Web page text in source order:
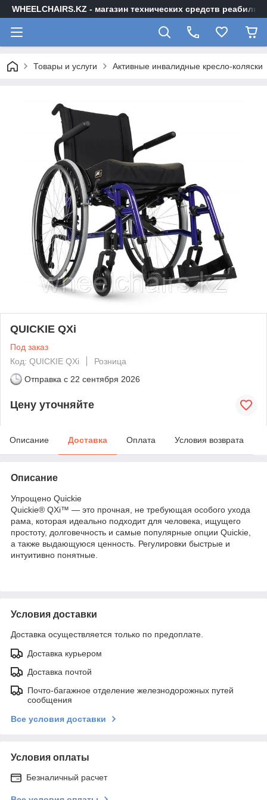
WHEELCHAIRS.KZ - магазин технических средств
Товары и услуги Активные инвалидные кресло-коляски
QUICKIE QXi
Под заказ
Код: QUICKIE QXi
Розница
Отправка с 22 сентября 2026
Цену уточняйте
Описание Доставка Оплата Условия возврата
Описание
Упрощено Quickie
Quickie® QXi™ — это прочная, не требующая особого ухода
рама, которая идеально подходит для человека, ищущего
простоту, долговечность и самые популярные опции Quickie,
а также выдающуюся ценность. Регулировки быстрые и
интуитивно понятные.
Условия доставки
Доставка осуществляется только по предоплате.
Доставка курьером
Доставка почтой
Почто-багажное отделение железнодорожных путей
сообщения
Все условия доставки
Условия оплаты
Безналичный расчет